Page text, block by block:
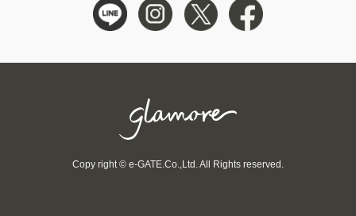
Copy right © e-GATE.Co.,Ltd. All Rights reserved.